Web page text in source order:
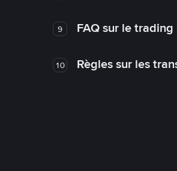
9 FAQ sur le
10 Règles sur les